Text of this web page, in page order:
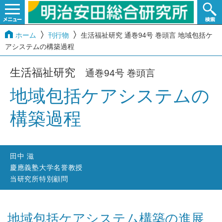
ホーム 刊行物
生活福祉研究 通巻94号 巻頭言 地域包括ケ
アシステムの構築過程
生活福祉研究 通巻94号 巻頭言
地域包括ケアシステムの
構築過程
田中 滋
慶應義塾大学名誉教授
当研究所特別顧問
地域包括ケアシステム構築の進展